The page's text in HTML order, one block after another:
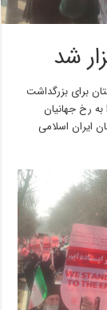
برای بزرگداشت
به رخ جهانیان
ایران اسلامی